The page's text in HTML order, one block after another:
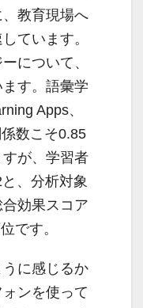
教育現場へ
ています。
について、
す。語彙学
Apps、
数こそ0.85
が、学習者
、分析対象
効果スコア
です。
に感じるか
ンを使って